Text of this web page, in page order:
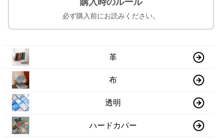
購入時のルール
必ず購入前にお読みください。
革
布
透明
ハードカバー